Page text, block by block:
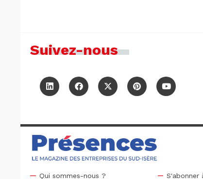
Suivez-nous
Qui sommes-nous ? S'abonner